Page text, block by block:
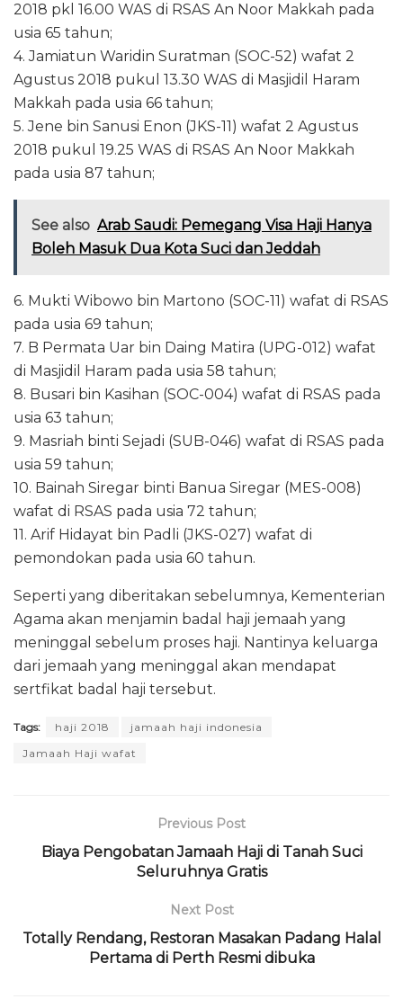
2018 pkl 16.00 WAS di RSAS An Noor Makkah pada
usia 65 tahun;
4. Jamiatun Waridin Suratman (SOC-52) wafat 2
Agustus 2018 pukul 13.30 WAS di Masjidil Haram
Makkah pada usia 66 tahun;
5. Jene bin Sanusi Enon (JKS-11) wafat 2 Agustus
2018 pukul 19.25 WAS di RSAS An Noor Makkah
pada usia 87 tahun;
See also Arab Saudi: Pemegang Visa Haji Hanya
Boleh Masuk Dua Kota Suci dan Jeddah
6. Mukti Wibowo bin Martono (SOC-11) wafat di RSAS
pada usia 69 tahun;
7. B Permata Uar bin Daing Matira (UPG-012) wafat
di Masjidil Haram pada usia 58 tahun;
8. Busari bin Kasihan (SOC-004) wafat di RSAS pada
usia 63 tahun;
9. Masriah binti Sejadi (SUB-046) wafat di RSAS pada
usia 59 tahun;
10. Bainah Siregar binti Banua Siregar (MES-008)
wafat di RSAS pada usia 72 tahun;
11. Arif Hidayat bin Padli (JKS-027) wafat di
pemondokan pada usia 60 tahun.
Seperti yang diberitakan sebelumnya, Kementerian
Agama akan menjamin badal haji jemaah yang
meninggal sebelum proses haji. Nantinya keluarga
dari jemaah yang meninggal akan mendapat
sertfikat badal haji tersebut.
Tags: haji 2018
jamaah haji indonesia
Jamaah Haji wafat
Previous Post
Biaya Pengobatan Jamaah Haji di Tanah Suci
Seluruhnya Gratis
Next Post
Totally Rendang, Restoran Masakan Padang Halal
Pertama di Perth Resmi dibuka